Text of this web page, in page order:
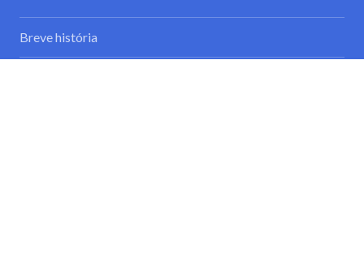
Breve história